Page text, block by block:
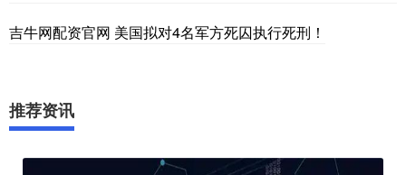
吉牛网配资官网 美国拟对4名军方死囚执行死刑！
推荐资讯